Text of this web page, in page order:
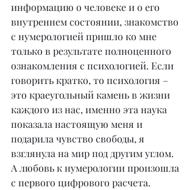
информацию о человеке и о его
внутреннем состоянии, знакомство
с нумерологией пришло ко мне
только в результате полноценного
ознакомления с психологией. Если
говорить кратко, то психология –
это краеугольный камень в жизни
каждого из нас, именно эта наука
показала настоящую меня и
подарила чувство свободы, я
взглянула на мир под другим углом.
А любовь к нумерологии произошла
с первого цифрового расчета.